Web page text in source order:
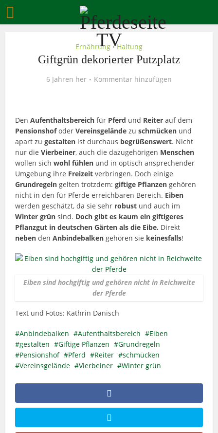
Ernährung • Haltung
Giftgrün dekorierter Putzplatz
6 Jahren her Kommentar hinzufügen
DenAufenthaltsbereich für Pferd und Reiter auf dem
PensionshofoderVereinsgelände zuschmücken und
apart zugestalten ist durchaus begrüßenswert. Nicht
nur dieVierbeiner, auch die dazugehörigen Menschen
wollen sichwohl fühlen und in optisch ansprechender
Umgebung ihre Freizeit verbringen. Doch einige
Grundregeln gelten trotzdem:giftige Pflanzen gehören
nicht in den für Pferde erreichbaren Bereich. Eiben
werden geschätzt, da sie sehr robust und auch im
Winter grün sind. Doch gibt es kaum ein giftigeres
Pflanzgut in deutschen Gärten als die Eibe. Direkt
neben denAnbindebalken gehören sie keinesfalls!
Eiben sind hochgiftig und gehören nicht in Reichweite
der Pferde
Text und Fotos: Kathrin Danisch
Anbindebalken Aufenthaltsbereich
Eiben
gestalten
Giftige Pflanzen
Grundregeln
Pensionshof
Pferd Reiter
schmücken
Vereinsgelände
Vierbeiner Winter grün